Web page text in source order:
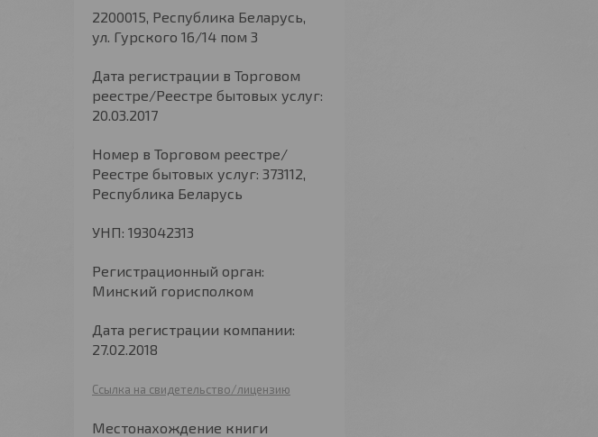
2200015, Республика Беларусь,
ул. Гурского 16/14 пом 3
Дата регистрации в Торговом
реестре/Реестре бытовых услуг:
20.03.2017
Номер в Торговом реестре/
Реестре бытовых услуг: 373112,
Республика Беларусь
УНП: 193042313
Регистрационный орган:
Минский горисполком
Дата регистрации компании:
27.02.2018
Ссылка на свидетельство/лицензию
Местонахождение книги